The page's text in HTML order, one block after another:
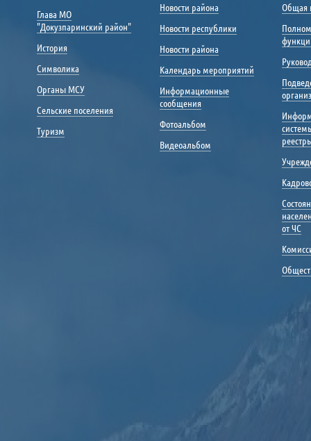
Глава МО
"Докузпаринский район"
История
Символика
Органы МСУ
Сельские поселения
Туризм
Новости района
Новости республики
Новости района
Календарь мероприятий
Информационные
сообщения
Фотоальбом
Видеоальбом
Общая
от ЧС